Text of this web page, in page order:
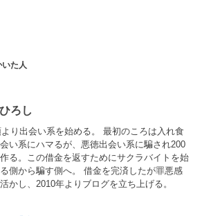
た人
ろし
り出会い系を始める。 最初のころは入れ食
い系にハマるが、悪徳出会い系に騙され200
る。この借金を返すためにサクラバイトを始
側から騙す側へ。 借金を完済したが罪悪感
かし、2010年よりブログを立ち上げる。